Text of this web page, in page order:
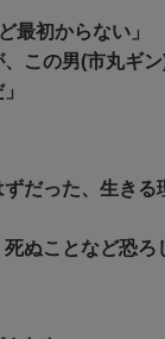
最初からない」
、この男(市丸ギ
ずだった、生き
死ぬことなど恐ろ